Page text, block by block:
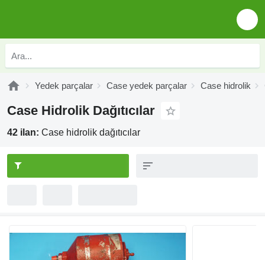
Yedek parçalar Case yedek parçalar Case hidrolik
Case Hidrolik Dağıtıcılar
42 ilan: Case hidrolik dağıtıcılar